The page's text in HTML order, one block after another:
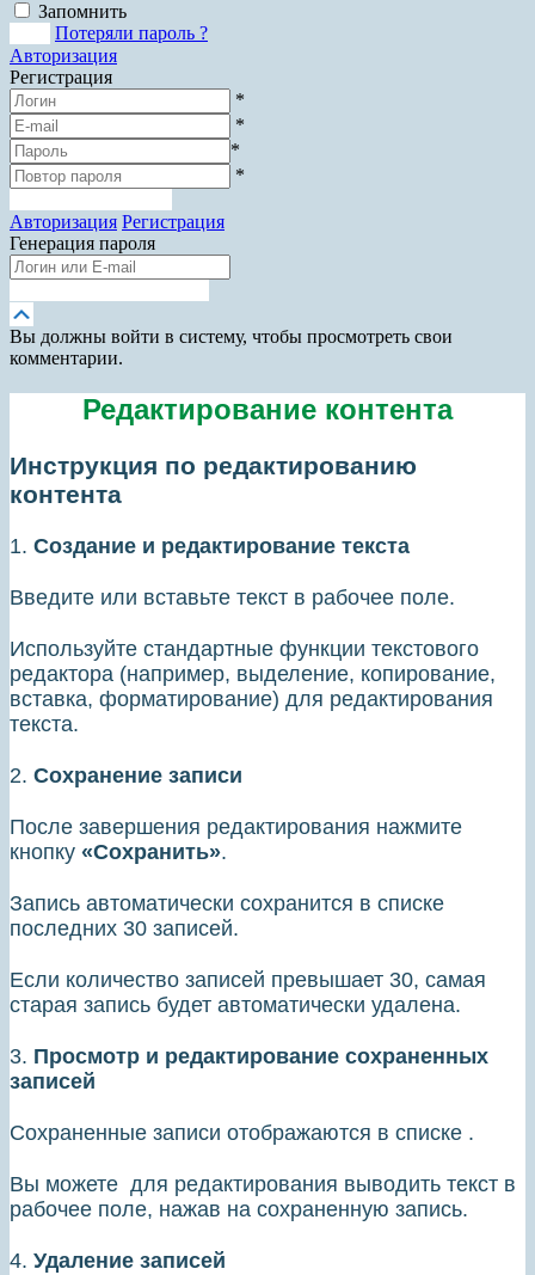
Запомнить
Потеряли пароль ?
Авторизация
Регистрация
*
*
*
*
Авторизация Регистрация
Генерация пароля
вверх
Вы должны войти в систему, чтобы просмотреть свои
комментарии.
Редактирование контента
Инструкция по редактированию
контента
1. Создание и редактирование текста
Введите или вставьте текст в рабочее поле.
Используйте стандартные функции текстового
редактора (например, выделение, копирование,
вставка, форматирование) для редактирования
текста.
2. Сохранение записи
После завершения редактирования нажмите
кнопку «Сохранить».
Запись автоматически сохранится в списке
последних 30 записей.
Если количество записей превышает 30, самая
старая запись будет автоматически удалена.
3. Просмотр и редактирование сохраненных
записей
Сохраненные записи отображаются в списке .
Вы можете для редактирования выводить текст в
рабочее поле, нажав на сохраненную запись.
4. Удаление записей